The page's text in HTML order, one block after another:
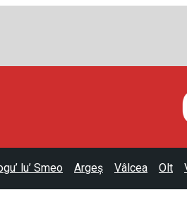
lu’ Smeo Argeș Vâlcea Olt